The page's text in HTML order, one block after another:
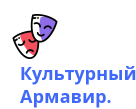
Культурный
Армавир.